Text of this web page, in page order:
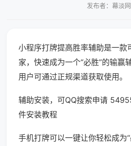
发布者：幕淡网
小程序打牌提高胜率辅助是一款
家，快速成为一个“必胜”的输赢
用户可通过正规渠道获取使用。
辅助安装，可QQ搜索申请
件安装教程
手机打牌可以一键让你轻松成为